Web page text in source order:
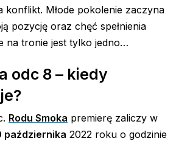
konflikt. Młode pokolenie zaczyna
pozycję oraz chęć spełnienia
na tronie jest tylko jedno…
odc 8 – kiedy
Rodu Smoka premierę zaliczy w
października 2022 roku o godzinie